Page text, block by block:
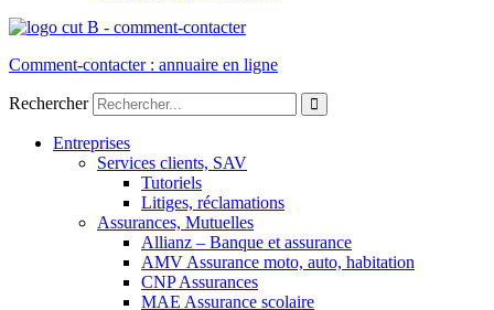
Comment-contacter : annuaire en ligne
Rechercher
Entreprises
Services clients, SAV
Tutoriels
Litiges, réclamations
Assurances, Mutuelles
Allianz – Banque et assurance
AMV Assurance moto, auto, habitation
CNP Assurances
MAE Assurance scolaire